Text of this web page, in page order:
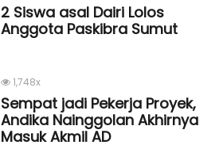
2 Siswa asal Dairi Lolos
Anggota Paskibra Sumut
1,748x
Sempat jadi Pekerja Proyek,
Andika Nainggolan Akhirnya
Masuk Akmil AD